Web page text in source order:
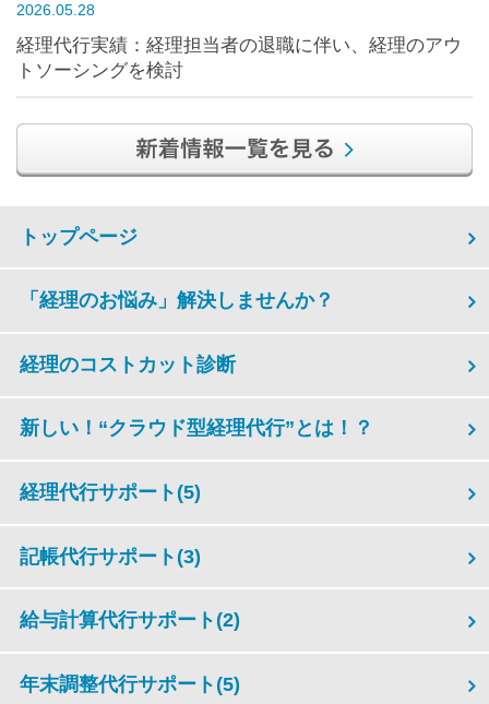
2026.05.28
経理代行実績：経理担当者の退職に伴い、経理のアウ
トソーシングを検討
トップページ
「経理のお悩み」解決しませんか？
経理のコストカット診断
新しい！“クラウド型経理代行”とは！？
経理代行サポート (5)
記帳代行サポート (3)
給与計算代行サポート (2)
年末調整代行サポート (5)